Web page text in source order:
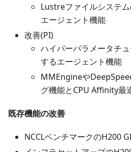
Lustreファイルシステ
エージェント機能
改善(PI)
ハイパーパラメータチ
するエージェント機能
MMEngineや
グ機能とCPU Affinity最
既存機能の改善
NCCLベンチマークのH200